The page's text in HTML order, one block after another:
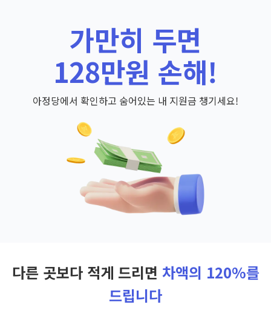
가만히 두면
128만원 손해!
아정당에서 확인하고 숨어있는 내 지원금 챙기세요!
다른 곳보다 적게 드리면 차액의 120%를
드립니다